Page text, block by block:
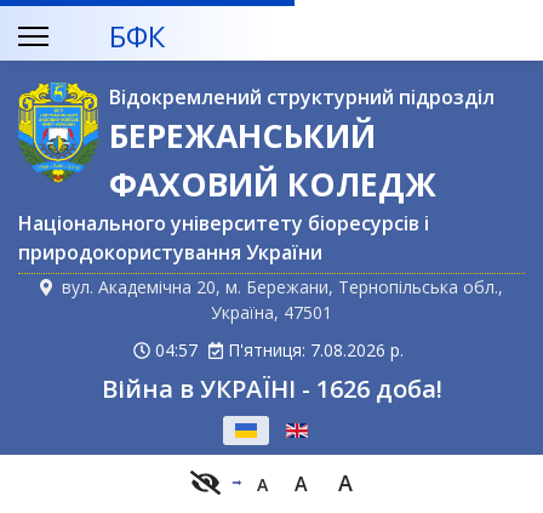
БФК
Відокремлений структурний підрозділ
БЕРЕЖАНСЬКИЙ
ФАХОВИЙ КОЛЕДЖ
Національного університету біоресурсів і
природокористування України
вул. Академічна 20, м. Бережани, Тернопільська обл.,
Україна, 47501
04:57
П'ятниця: 7.08.2026 р.
Війна в УКРАЇНІ - 1626 доба!
A A A